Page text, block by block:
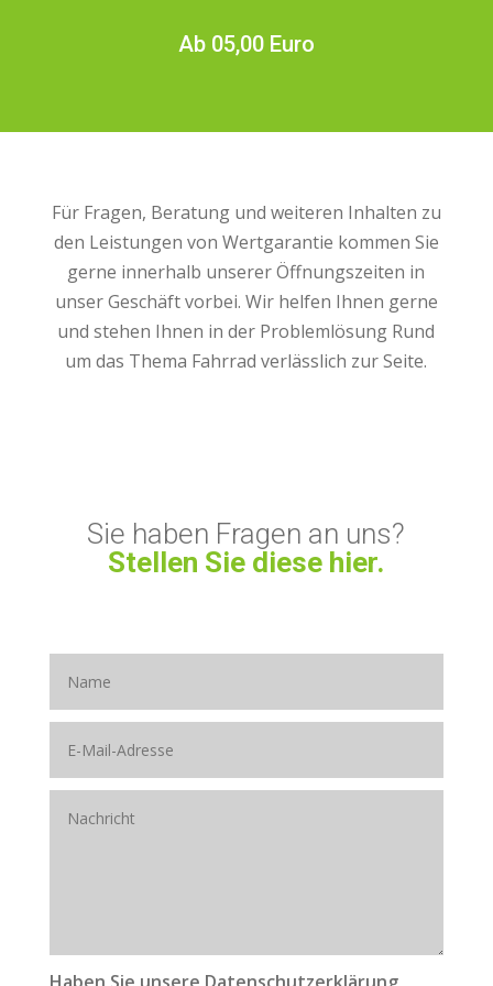
Ab 05,00 Euro
Für Fragen, Beratung und weiteren Inhalten zu
den Leistungen von Wertgarantie kommen Sie
gerne innerhalb unserer Öffnungszeiten in
unser Geschäft vorbei. Wir helfen Ihnen gerne
und stehen Ihnen in der Problemlösung Rund
um das Thema Fahrrad verlässlich zur Seite.
Sie haben Fragen an uns?
Stellen Sie diese hier.